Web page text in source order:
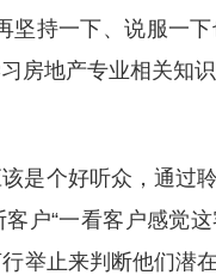
持一下、说服一
房地产专业相关知
是个好听众，通过
户“一看客户感觉
举止来判断他们潜